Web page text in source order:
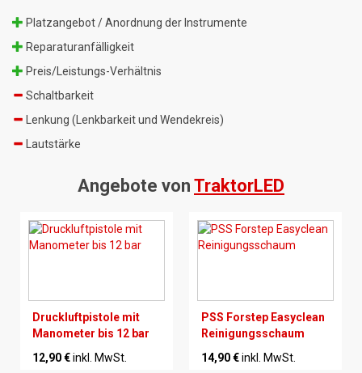
Platzangebot / Anordnung der Instrumente
Reparaturanfälligkeit
Preis/Leistungs-Verhältnis
Schaltbarkeit
Lenkung (Lenkbarkeit und Wendekreis)
Lautstärke
Angebote von TraktorLED
Druckluftpistole mit
Manometer bis 12 bar
12,90 €inkl. MwSt.
PSS Forstep Easyclean
Reinigungsschaum
14,90 €inkl. MwSt.